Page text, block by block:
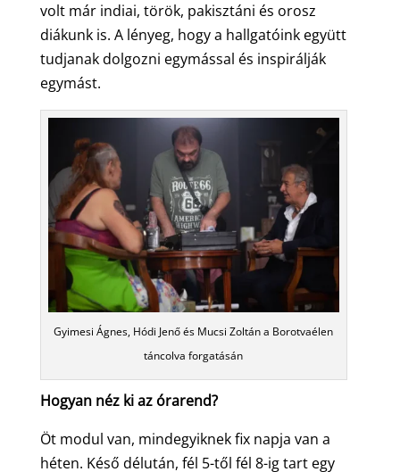
volt már indiai, török, pakisztáni és orosz
diákunk is. A lényeg, hogy a hallgatóink együtt
tudjanak dolgozni egymással és inspirálják
egymást.
Gyimesi Ágnes, Hódi Jenő és Mucsi Zoltán a Borotvaélen
táncolva forgatásán
Hogyan néz ki az órarend?
Öt modul van, mindegyiknek fix napja van a
héten. Késő délután, fél 5-től fél 8-ig tart egy